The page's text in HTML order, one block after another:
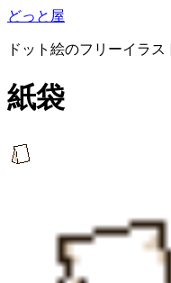
どっと屋
ドット絵のフリーイラ
紙袋